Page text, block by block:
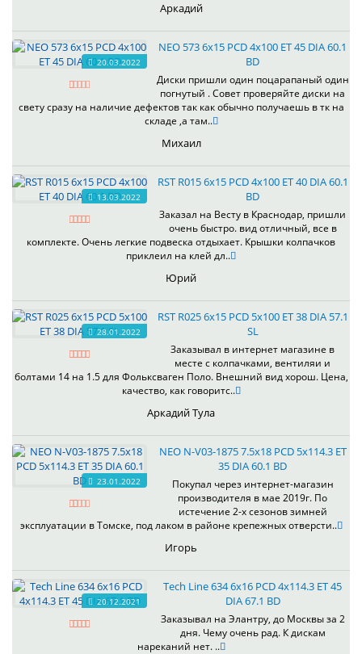
Аркадий
20.03.2022
NEO 573 6x15 PCD 4x100 ET 45 DIA 60.1
BD
Диски пришли один поцарапаный один
погнутый . Совет проверяйте диски на
свету сразу на наличие дефектов так как обычно получаешь в тк на
складе ,а там..
Михаил
13.03.2022
RST R015 6x15 PCD 4x100 ET 40 DIA 60.1
BD
Заказал на Весту в Краснодар, пришли
очень быстро. вид отличный, все в
комплекте. Очень легкие подвеска отдыхает. Крышки колпачков
приклеил на клей дл..
Юрий
28.01.2022
RST R025 6x15 PCD 5x100 ET 38 DIA 57.1
SL
Заказывал в интернет магазине в
месте с колпачками, вентиляи и
болтами 14 на 1.5 для Фольксваген Поло. Внешний вид хорош. Цена,
качество, как говоритс..
Аркадий Тула
23.01.2022
NEO N-V03-1875 7.5x18 PCD 5x114.3 ET
35 DIA 60.1 BD
Покупал через интернет-магазин
производителя в мае 2019г. По
истечение 2-х сезонов зимней
эксплуатации в Томске, под лаком в районе крепежных отверсти..
Игорь
20.12.2021
Tech Line 634 6x16 PCD 4x114.3 ET 45
DIA 67.1 BD
Заказывал на Элантру, до Москвы за 2
дня. Чему очень рад. К дискам
нареканий нет. ..